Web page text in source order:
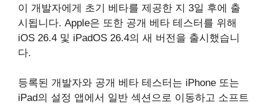
이 개발자에게 초기 베타를 제공한 지 3일 후에 출
시됩니다. Apple은 또한 공개 베타 테스터를 위해
iOS 26.4 및 iPadOS 26.4의 새 버전을 출시했습니
다.
등록된 개발자와 공개 베타 테스터는 iPhone 또는
iPad의 설정 앱에서 일반 섹션으로 이동하고 소프트